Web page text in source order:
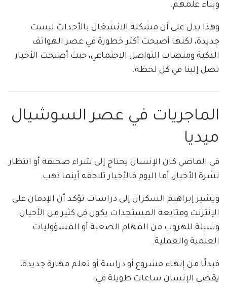
وبناء علمهم.
وهذا يدل على أن مشكلة الانشغال بالأحداث ليست
جديدة، لكنها أصبحت أكثر خطورة في عصر الهواتف
الذكية ومنصات التواصل الاجتماعي، حيث أصبحت الأخبار
تصل إلينا في كل لحظة.
الماجريات في عصر السوشيال
ميديا
في الماضي كان الإنسان يحتاج إلى شراء صحيفة أو انتظار
نشرة الأخبار، أما اليوم فالأخبار تلاحقه أينما ذهب.
ويشير إبراهيم السكران إلى دراسات تؤكد أن الإدمان على
الإنترنت ومتابعة المستجدات يكون في كثير من الأحيان
وسيلة للهروب من المهام الصعبة أو المسؤوليات
العلمية والعملية.
فبدلًا من إنهاء مشروع أو دراسة أو تعلم مهارة جديدة،
يقضي الإنسان ساعات طويلة في: